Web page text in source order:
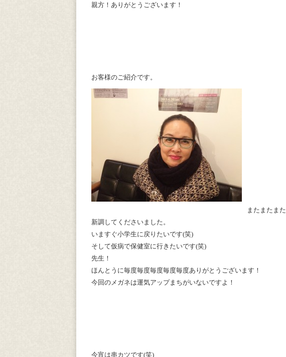
親方！ありがとうございます！
お客様のご紹介です。
またまたま
新調してくださいました。
いますぐ小学生に戻りたいです(笑)
そして仮病で保健室に行きたいです(笑)
先生！
ほんとうに毎度毎度毎度毎度毎度ありがとうございます！
今回のメガネは運気アップまちがいないですよ！
今宵は串カツです(笑)